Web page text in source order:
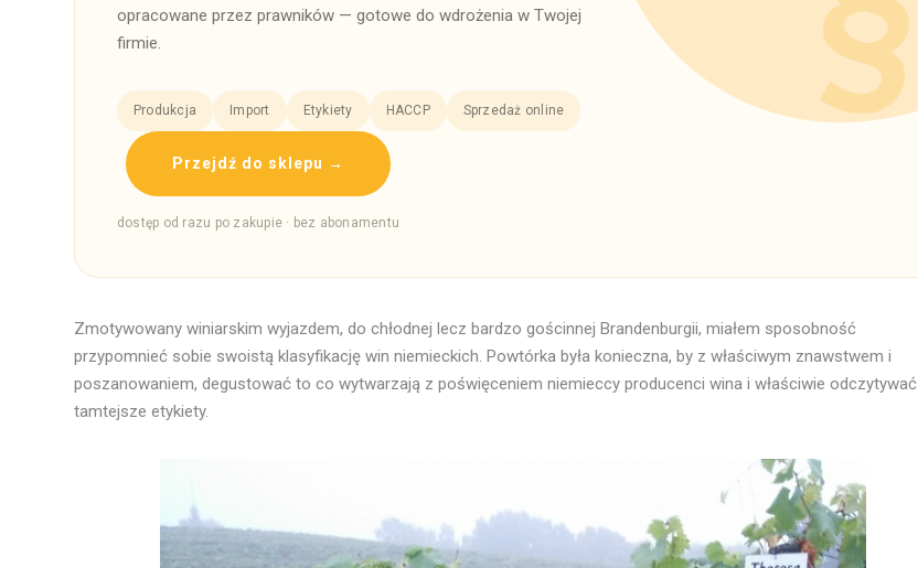
opracowane przez prawników — gotowe do wdrożenia w Twojej
firmie.
Produkcja Import Etykiety HACCP Sprzedaż online
Przejdź do sklepu →
dostęp od razu po zakupie · bez abonamentu
Zmotywowany winiarskim wyjazdem, do chłodnej lecz bardzo gościnnej Brandenburgii, miałem sposobność
przypomnieć sobie swoistą klasyfikację win niemieckich. Powtórka była konieczna, by z właściwym znawstwem i
poszanowaniem, degustować to co wytwarzają z poświęceniem niemieccy producenci wina i właściwie odczytywać
tamtejsze etykiety.